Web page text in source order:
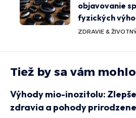
objavovanie
fyzických
ZDRAVIE &
Tiež by sa vám
Výhody mio-inozitolu:
zdravia a pohody prirodzene